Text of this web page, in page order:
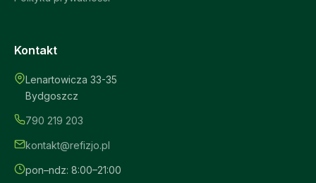
Kontakt
Lenartowicza 33-35
Bydgoszcz
790 219 203
kontakt@refizjo.pl
pon–ndz: 8:00–21:00